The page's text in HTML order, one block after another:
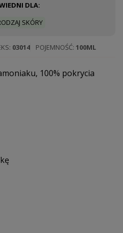
DLA:
SKÓRY
03014 POJEMNOŚĆ 100ML
100% pokrycia